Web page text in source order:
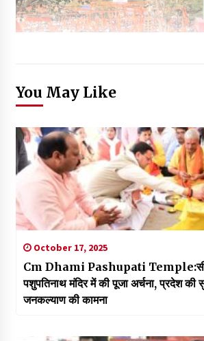
You May Like
October 17, 2025
Cm Dhami Pashupati
पशुपतिनाथ मंदिर में की पूजा अर्चना, प्रदेश
जनकल्याण की कामना